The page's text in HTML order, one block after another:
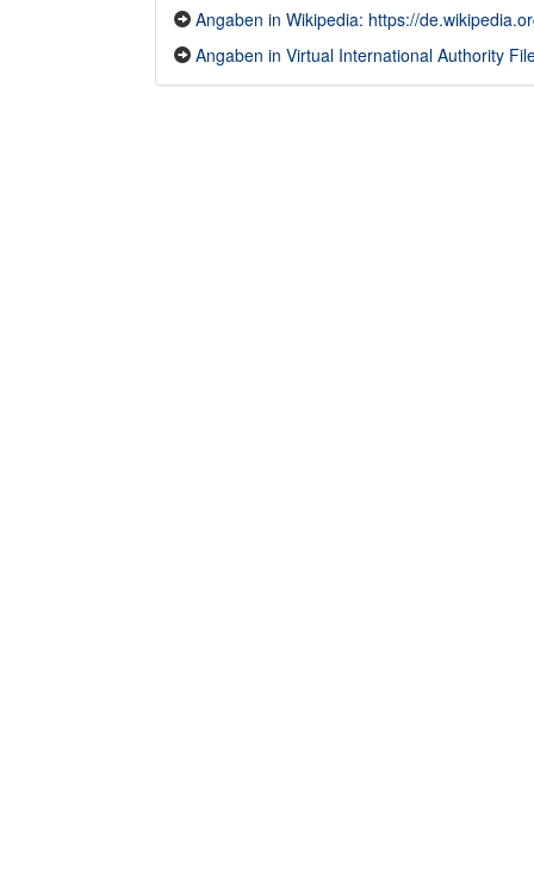
Angaben in Wikipedia: https://
Angaben in Virtual International Authority